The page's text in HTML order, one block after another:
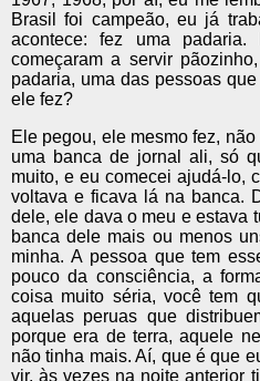
Brasil foi campeão, eu já
acontece: fez uma
começaram a servir
padaria, uma das pessoas
ele fez?
Ele pegou, ele mesmo fez,
uma banca de jornal ali, só
muito, e eu comecei ajudá-lo,
voltava e ficava lá na banca.
dele, ele dava o meu e estava
banca dele mais ou menos
minha. A pessoa que tem
pouco da consciência, a
coisa muito séria, você tem
aquelas peruas que
porque era de terra, aquele
não tinha mais. Aí, que é que
vir, às vezes na noite anterior